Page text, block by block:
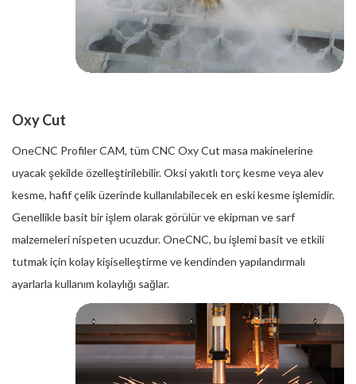
Oxy Cut
OneCNC Profiler CAM, tüm CNC Oxy Cut masa makinelerine
uyacak şekilde özelleştirilebilir. Oksi yakıtlı torç kesme veya alev
kesme, hafif çelik üzerinde kullanılabilecek en eski kesme işlemidir.
Genellikle basit bir işlem olarak görülür ve ekipman ve sarf
malzemeleri nispeten ucuzdur. OneCNC, bu işlemi basit ve etkili
tutmak için kolay kişiselleştirme ve kendinden yapılandırmalı
ayarlarla kullanım kolaylığı sağlar.